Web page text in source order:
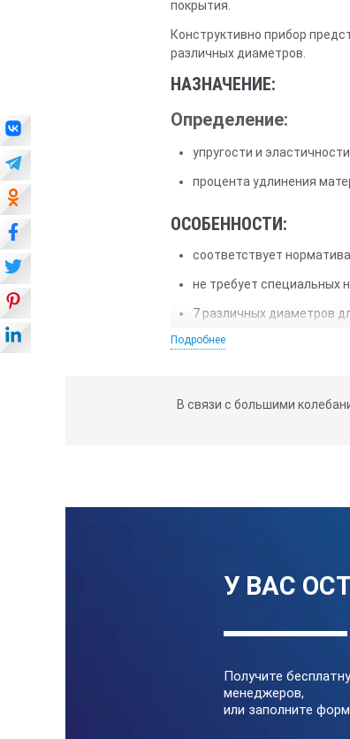
покрытия.
Конструктивно прибор
различных диаметров.
НАЗНАЧЕНИЕ:
Определение:
упругости и
процента удлинения
ОСОБЕННОСТИ:
соответствует
не требует специальных
7 различных диаметров
надежный корпус из
Диаметры испытательных
Толщина испытательных
Условия эксплуатации
Температура окружающего
Подробнее
В связи с большими
У ВАС
Получите
менеджеров,
или заполните